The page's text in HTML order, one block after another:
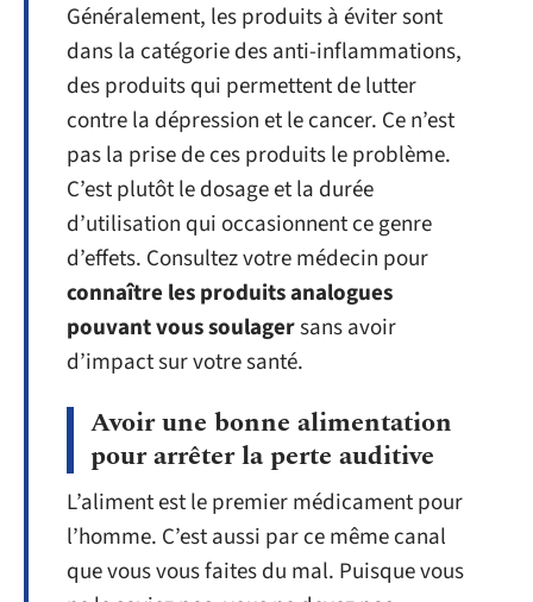
Généralement, les produits à éviter sont
dans la catégorie des anti-inflammations,
des produits qui permettent de lutter
contre la dépression et le cancer. Ce n’est
pas la prise de ces produits le problème.
C’est plutôt le dosage et la durée
d’utilisation qui occasionnent ce genre
d’effets. Consultez votre médecin pour
connaître les produits analogues
pouvant vous soulagersans avoir
d’impact sur votre santé.
Avoir une bonne alimentation
pour arrêter la perte auditive
L’aliment est le premier médicament pour
l’homme. C’est aussi par ce même canal
que vous vous faites du mal. Puisque vous